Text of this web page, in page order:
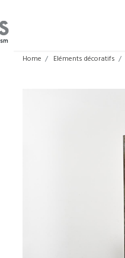
Home Eléments décoratifs